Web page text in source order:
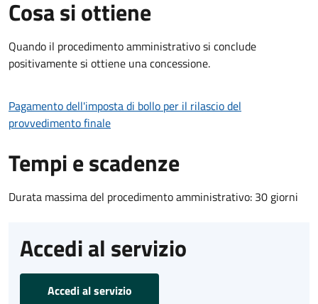
Cosa si ottiene
Quando il procedimento amministrativo si conclude
positivamente si ottiene una concessione.
Pagamento dell'imposta di bollo per il rilascio del
provvedimento finale
Tempi e scadenze
Durata massima del procedimento amministrativo: 30 giorni
Accedi al servizio
Accedi al servizio